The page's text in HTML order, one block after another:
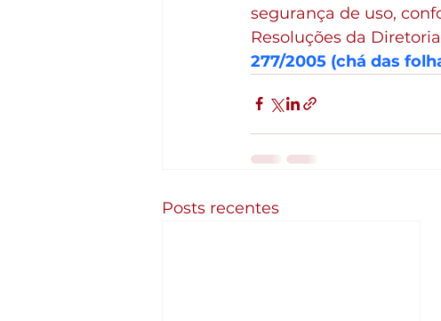
segurança de uso,
Resoluções da
277/2005 (chá das
Posts recentes